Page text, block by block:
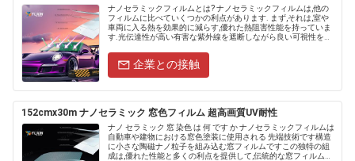
ナノセラミックフィルムとは? ナノセラミックフィルムは,他の
フィルムに比べていくつかの利点があります. まず,それは,室や
車両に入る熱を効果的に減らす,優れた熱阻害性能を持っていま
す.光伝達性が高い有害な紫外線を遮断しながら良い可視性を確
外...
企業との接触
152cmx30m ナノセラミック 窓色フィルム 超高画質UV耐性
ナノ セラミック 窓 染色 は 何 です か ナノセラミックフィルムは
自動車や建物における窓色塗装に使用される 先端技術です構造
に小さな陶磁ナノ粒子を組み込む窓フィルムですこの独特の組
成は,優れた性能と多くの利点を提供して,伝統的な窓フィルムと